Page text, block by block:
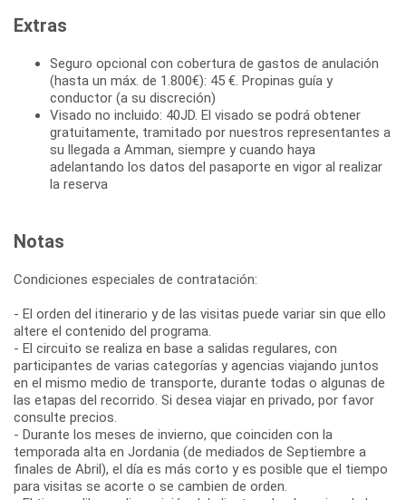
Extras
Seguro opcional con cobertura de gastos de anulación
(hasta un máx. de 1.800€): 45 €. Propinas guía y
conductor (a su discreción)
Visado no incluido: 40JD. El visado se podrá obtener
gratuitamente, tramitado por nuestros representantes a
su llegada a Amman, siempre y cuando haya
adelantando los datos del pasaporte en vigor al realizar
la reserva
Notas
Condiciones especiales de contratación:
- El orden del itinerario y de las visitas puede variar sin que ello
altere el contenido del programa.
- El circuito se realiza en base a salidas regulares, con
participantes de varias categorías y agencias viajando juntos
en el mismo medio de transporte, durante todas o algunas de
las etapas del recorrido. Si desea viajar en privado, por favor
consulte precios.
- Durante los meses de invierno, que coinciden con la
temporada alta en Jordania (de mediados de Septiembre a
finales de Abril), el día es más corto y es posible que el tiempo
para visitas se acorte o se cambien de orden.